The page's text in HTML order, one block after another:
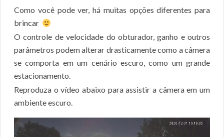
Como você pode ver, há muitas opções diferentes para
brincar
O controle de velocidade do obturador, ganho e outros
parâmetros podem alterar drasticamente como a câmera
se comporta em um cenário escuro, como um grande
estacionamento.
Reproduza o vídeo abaixo para assistir a câmera em um
ambiente escuro.